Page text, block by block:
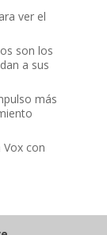
ver el
son los
a sus
más
con